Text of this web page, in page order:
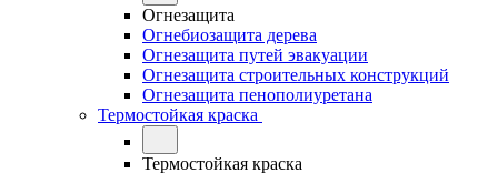
Огнезащита
Огнебиозащита дерева
Огнезащита путей эвакуации
Огнезащита строительных конструкций
Огнезащита пенополиуретана
Термостойкая краска
Термостойкая краска